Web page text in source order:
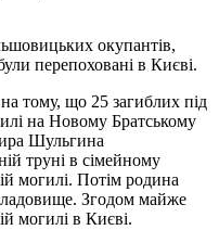
окупантів,
перепоховані в Києві.
на тому, що 25 загиблих під
на Новому Братському
Шульгина
труні в сімейному
могилі. Потім родина
Згодом майже
могилі в Києві.